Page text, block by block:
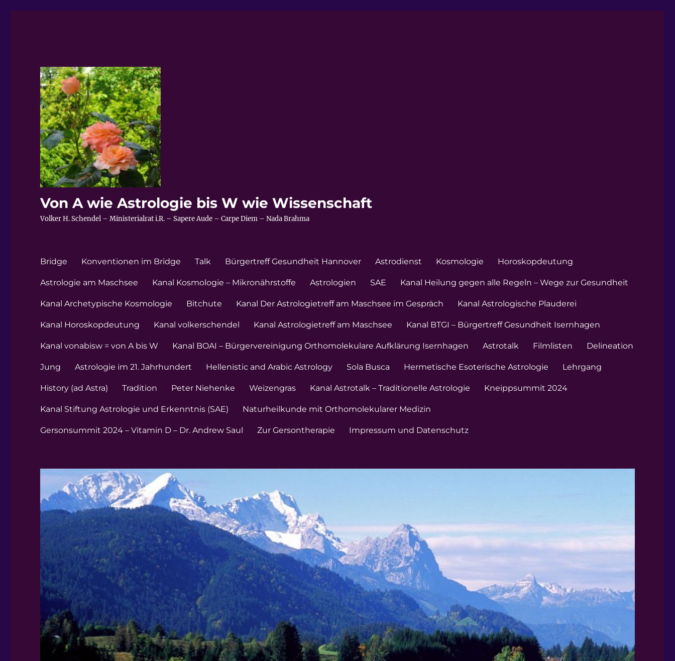
Von A wie Astrologie bis W wie Wissenschaft
Volker H. Schendel – Ministerialrat i.R. – Sapere Aude – Carpe Diem – Nada Brahma
Bridge Konventionen im Bridge Talk Bürgertreff Gesundheit Hannover Astrodienst Kosmologie Horoskopdeutung
Astrologie am Maschsee Kanal Kosmologie – Mikronährstoffe Astrologien SAE Kanal Heilung gegen alle Regeln – Wege zur Gesundheit
Kanal Archetypische Kosmologie Bitchute Kanal Der Astrologietreff am Maschsee im Gespräch Kanal Astrologische Plauderei
Kanal Horoskopdeutung Kanal volkerschendel Kanal Astrologietreff am Maschsee Kanal BTGI – Bürgertreff Gesundheit Isernhagen
Kanal vonabisw = von A bis W Kanal BOAI – Bürgervereinigung Orthomolekulare Aufklärung Isernhagen Astrotalk Filmlisten Delineation
Jung Astrologie im 21. Jahrhundert Hellenistic and Arabic Astrology Sola Busca Hermetische Esoterische Astrologie Lehrgang
History (ad Astra) Tradition Peter Niehenke Weizengras Kanal Astrotalk – Traditionelle Astrologie Kneippsummit 2024
Kanal Stiftung Astrologie und Erkenntnis (SAE) Naturheilkunde mit Orthomolekularer Medizin
Gersonsummit 2024 – Vitamin D – Dr. Andrew Saul Zur Gersontherapie Impressum und Datenschutz